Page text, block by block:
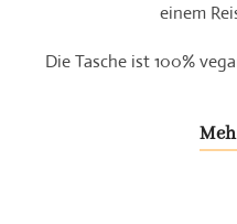
einem
Die Tasche ist 100%